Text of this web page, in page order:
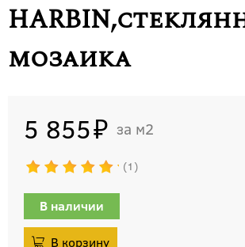
мозаика
5 855 м2
1
В наличии